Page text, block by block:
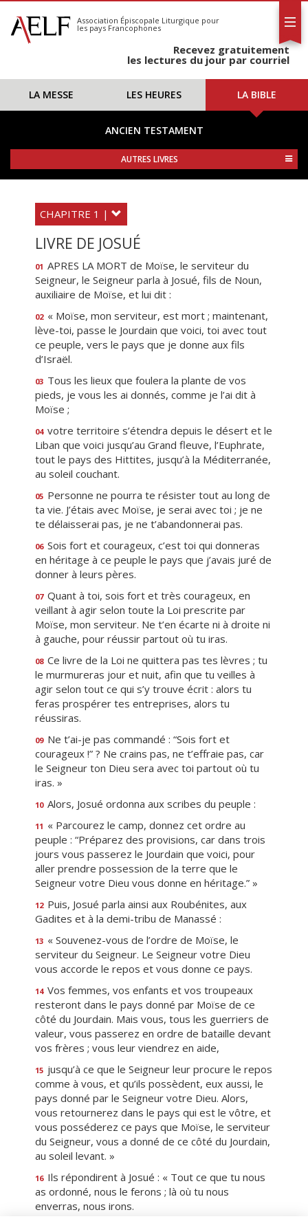
S'abonner
Calendrier
Association Épiscopale Liturgique pour
les pays Francophones
Recevez gratuitement
les lectures du jour par courriel
LA MESSE LES HEURES LA BIBLE
ANCIEN TESTAMENT
AUTRES LIVRES
CHAPITRE 1 |
LIVRE DE JOSUÉ
01 APRES LA MORT de Moïse, le serviteur du
Seigneur, le Seigneur parla à Josué, fils de Noun,
auxiliaire de Moïse, et lui dit :
02 « Moïse, mon serviteur, est mort ; maintenant,
lève-toi, passe le Jourdain que voici, toi avec tout
ce peuple, vers le pays que je donne aux fils
d’Israël.
03 Tous les lieux que foulera la plante de vos
pieds, je vous les ai donnés, comme je l’ai dit à
Moïse ;
04 votre territoire s’étendra depuis le désert et le
Liban que voici jusqu’au Grand fleuve, l’Euphrate,
tout le pays des Hittites, jusqu’à la Méditerranée,
au soleil couchant.
05 Personne ne pourra te résister tout au long de
ta vie. J’étais avec Moïse, je serai avec toi ; je ne
te délaisserai pas, je ne t’abandonnerai pas.
06 Sois fort et courageux, c’est toi qui donneras
en héritage à ce peuple le pays que j’avais juré de
donner à leurs pères.
07 Quant à toi, sois fort et très courageux, en
veillant à agir selon toute la Loi prescrite par
Moïse, mon serviteur. Ne t’en écarte ni à droite ni
à gauche, pour réussir partout où tu iras.
08 Ce livre de la Loi ne quittera pas tes lèvres ; tu
le murmureras jour et nuit, afin que tu veilles à
agir selon tout ce qui s’y trouve écrit : alors tu
feras prospérer tes entreprises, alors tu
réussiras.
09 Ne t’ai-je pas commandé : “Sois fort et
courageux !” ? Ne crains pas, ne t’effraie pas, car
le Seigneur ton Dieu sera avec toi partout où tu
iras. »
10 Alors, Josué ordonna aux scribes du peuple :
11 « Parcourez le camp, donnez cet ordre au
peuple : “Préparez des provisions, car dans trois
jours vous passerez le Jourdain que voici, pour
aller prendre possession de la terre que le
Seigneur votre Dieu vous donne en héritage.” »
12 Puis, Josué parla ainsi aux Roubénites, aux
Gadites et à la demi-tribu de Manassé :
13 « Souvenez-vous de l’ordre de Moïse, le
serviteur du Seigneur. Le Seigneur votre Dieu
vous accorde le repos et vous donne ce pays.
14 Vos femmes, vos enfants et vos troupeaux
resteront dans le pays donné par Moïse de ce
côté du Jourdain. Mais vous, tous les guerriers de
valeur, vous passerez en ordre de bataille devant
vos frères ; vous leur viendrez en aide,
15 jusqu’à ce que le Seigneur leur procure le repos
comme à vous, et qu’ils possèdent, eux aussi, le
pays donné par le Seigneur votre Dieu. Alors,
vous retournerez dans le pays qui est le vôtre, et
vous posséderez ce pays que Moïse, le serviteur
du Seigneur, vous a donné de ce côté du Jourdain,
au soleil levant. »
16 Ils répondirent à Josué : « Tout ce que tu nous
as ordonné, nous le ferons ; là où tu nous
enverras, nous irons.